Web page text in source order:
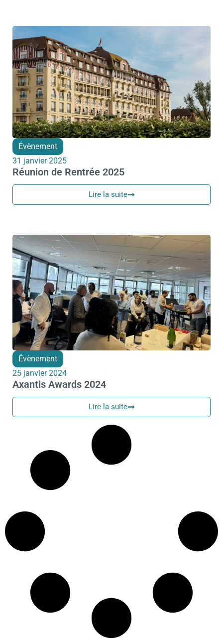
Évènement
31 janvier 2025
Réunion de Rentrée 2025
Lire la suite
Évènement
25 janvier 2024
Axantis Awards 2024
Lire la suite